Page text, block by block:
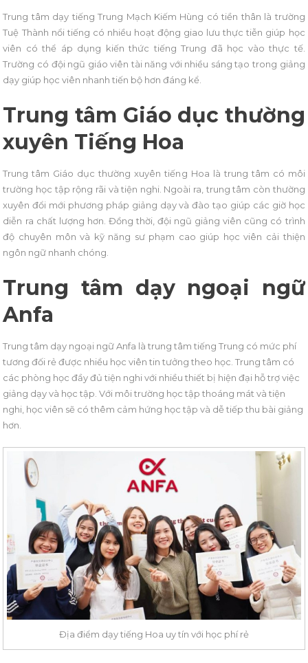
Trung tâm dạy tiếng Trung Mạch Kiếm Hùng có tiền thân là trường
Tuệ Thành nổi tiếng có nhiều hoạt động giao lưu thực tiễn giúp học
viên có thể áp dụng kiến thức tiếng Trung đã học vào thực tế.
Trường có đội ngũ giáo viên tài năng với nhiều sáng tạo trong giảng
dạy giúp học viên nhanh tiến bộ hơn đáng kể.
Trung tâm Giáo dục thường
xuyên Tiếng Hoa
Trung tâm Giáo dục thường xuyên tiếng Hoa là trung tâm có môi
trường học tập rộng rãi và tiện nghi. Ngoài ra, trung tâm còn thường
xuyên đổi mới phương pháp giảng dạy và đào tạo giúp các giờ học
diễn ra chất lượng hơn. Đồng thời, đội ngũ giảng viên cũng có trình
độ chuyên môn và kỹ năng sư phạm cao giúp học viên cải thiện
ngôn ngữ nhanh chóng.
Trung tâm dạy ngoại ngữ
Anfa
Trung tâm dạy ngoại ngữ Anfa là trung tâm tiếng Trung có mức phí
tương đối rẻ được nhiều học viên tin tưởng theo học. Trung tâm có
các phòng học đầy đủ tiện nghi với nhiều thiết bị hiện đại hỗ trợ việc
giảng dạy và học tập. Với môi trường học tập thoáng mát và tiện
nghi, học viên sẽ có thêm cảm hứng học tập và dễ tiếp thu bài giảng
hơn.
Địa điểm dạy tiếng Hoa uy tín với học phí rẻ